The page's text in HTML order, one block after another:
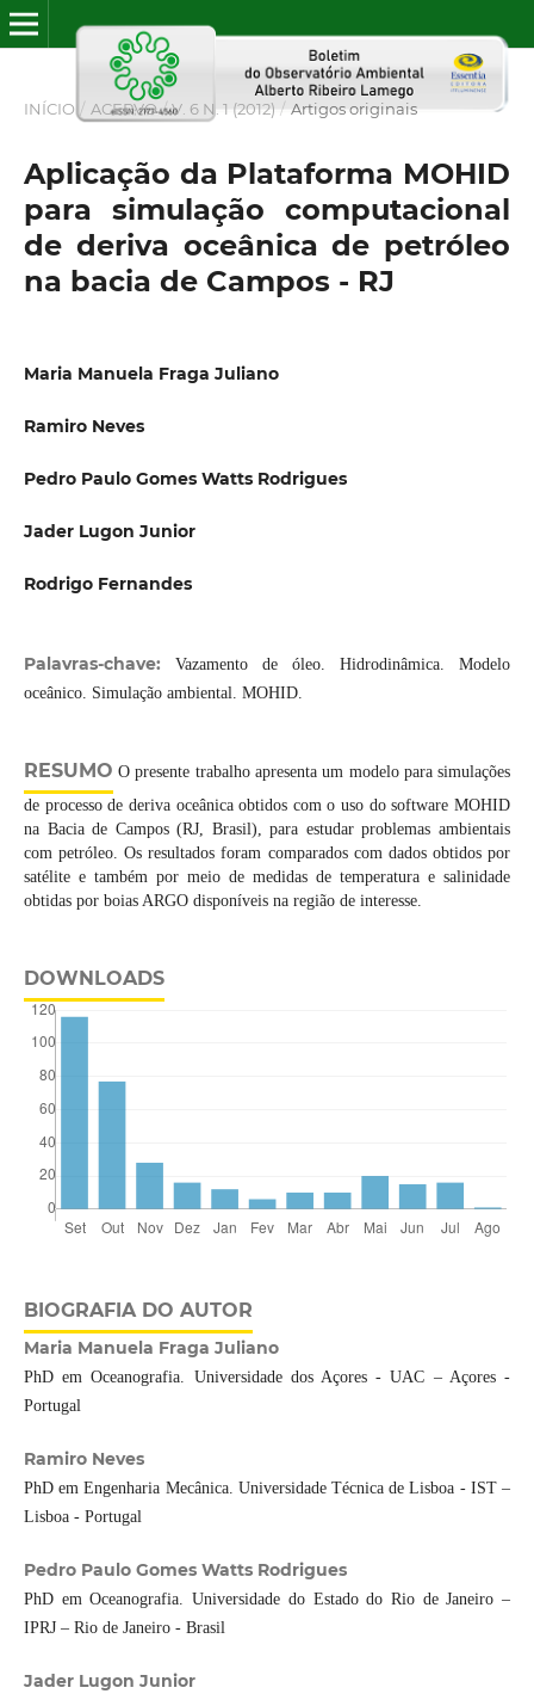
INÍCIO / ACERVO / V. 6 N. 1 (2012) / Artigos originais
Aplicação da Plataforma MOHID
para simulação computacional
de deriva oceânica de petróleo
na bacia de Campos - RJ
Maria Manuela Fraga Juliano
Ramiro Neves
Pedro Paulo Gomes Watts Rodrigues
Jader Lugon Junior
Rodrigo Fernandes
Palavras-chave:
Vazamento de óleo. Hidrodinâmica. Modelo
oceânico. Simulação ambiental. MOHID.
RESUMO O presente trabalho apresenta um modelo para simulações
de processo de deriva oceânica obtidos com o uso do software MOHID
na Bacia de Campos (RJ, Brasil), para estudar problemas ambientais
com petróleo. Os resultados foram comparados com dados obtidos por
satélite e também por meio de medidas de temperatura e salinidade
obtidas por boias ARGO disponíveis na região de interesse.
DOWNLOADS
BIOGRAFIA DO AUTOR
Maria Manuela Fraga Juliano
PhD em Oceanografia. Universidade dos Açores - UAC – Açores -
Portugal
Ramiro Neves
PhD em Engenharia Mecânica. Universidade Técnica de Lisboa - IST –
Lisboa - Portugal
Pedro Paulo Gomes Watts Rodrigues
PhD em Oceanografia. Universidade do Estado do Rio de Janeiro –
IPRJ – Rio de Janeiro - Brasil
Jader Lugon Junior